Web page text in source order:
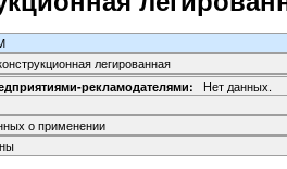
легированная
рекламодателями: Нет данных.
о применении